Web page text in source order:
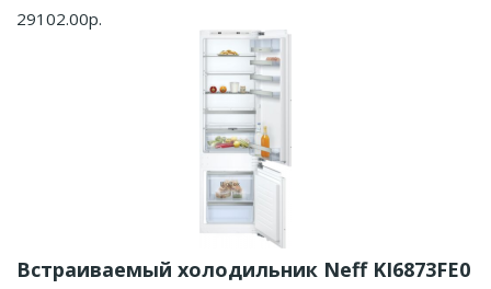
29102.00р.
Встраиваемый холодильник Neff KI6873FE0